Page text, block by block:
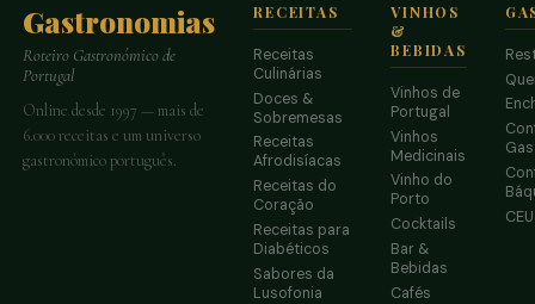
Gastronomias
Roteiro Gastronómico de
Portugal
Online desde 1997 — mais de
6.000 receitas e um universo
gastronómico português.
RECEITAS
Receitas
Culinárias
Doces &
Sobremesas
Receitas
Afrodisíacas
Receitas do
Coração
Receitas para
Diabéticos
Sabores da
Lusofonia
VINHOS
&
BEBIDAS
Vinhos de
Portugal
Vinhos
Medicinais
Vinho do
Porto
Cocktails
Bar &
Bebidas
Cafés